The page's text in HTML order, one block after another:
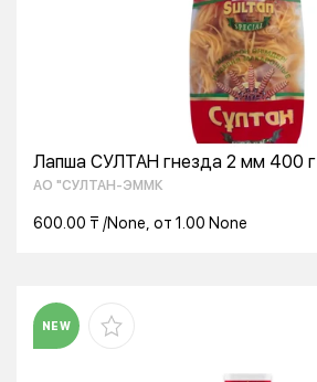
Лапша СУЛТАН гнезда 2 мм 400 г
АО "СУЛТАН-ЭММК
600.00 ₸ /None, от 1.00 None
NEW